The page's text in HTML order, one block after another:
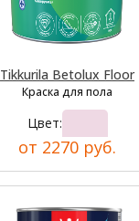
Tikkurila Betolux Floor
Краска для пола
Цвет:
от 2270 руб.